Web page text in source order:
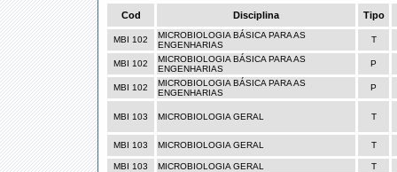
Cod Disciplina Tipo
MBI 102
MICROBIOLOGIA BÁSICA PARA AS
ENGENHARIAS
T
MBI 102
MICROBIOLOGIA BÁSICA PARA AS
ENGENHARIAS
P
MBI 102
MICROBIOLOGIA BÁSICA PARA AS
ENGENHARIAS
P
MBI 103 MICROBIOLOGIA GERAL T
MBI 103 MICROBIOLOGIA GERAL T
MBI 103 MICROBIOLOGIA GERAL
T